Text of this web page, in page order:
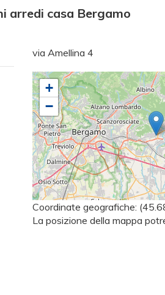
arredi casa Bergamo
via Amellina 4
+
−
Coordinate geografiche:
La posizione della mappa